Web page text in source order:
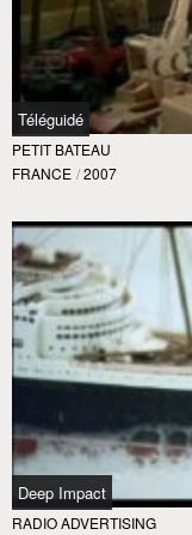
Téléguidé
PETIT BATEAU
FRANCE / 2007
Deep Impact
RADIO ADVERTISING